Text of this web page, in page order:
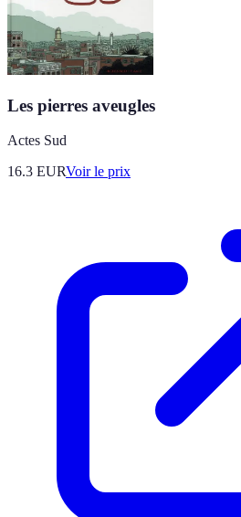
Les pierres aveugles
Actes Sud
16.3 EURVoir le prix